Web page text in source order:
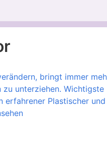
bringt immer
unterziehen. Wichtigste
erfahrener Plastischer